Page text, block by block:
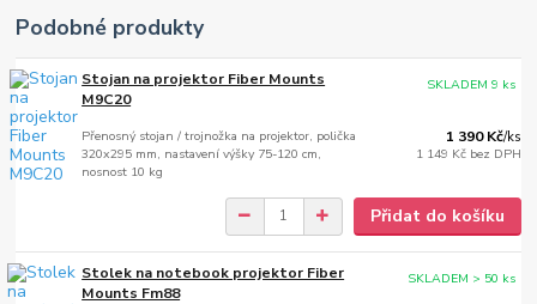
Podobné produkty
Stojan na projektor Fiber Mounts
M9C20
Přenosný stojan / trojnožka na projektor, polička
320x295 mm, nastavení výšky 75-120 cm,
nosnost 10 kg
1 390 Kč/ks
1 149 Kč bez DPH
SKLADEM 9 ks
Přidat do košíku
Stolek na notebook projektor Fiber
Mounts Fm88
SKLADEM > 50 ks